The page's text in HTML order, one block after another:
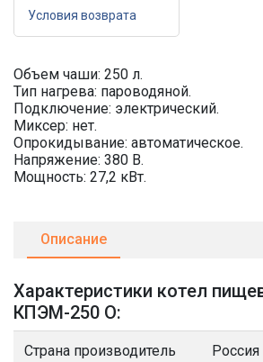
Условия возврата
Объем чаши: 250 л.
Тип нагрева: пароводяной.
Подключение: электрический.
Миксер: нет.
Опрокидывание: автоматическое.
Напряжение: 380 В.
Мощность: 27,2 кВт.
Описание
Характеристики котел
КПЭМ-250 О:
Страна производитель Россия